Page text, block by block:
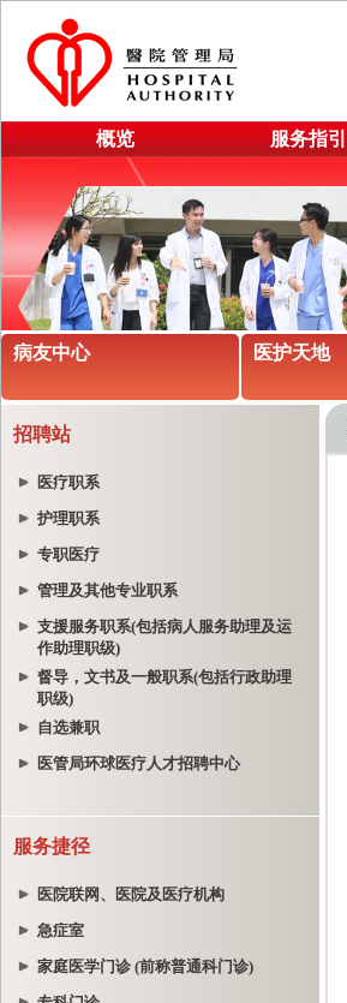
概览 服务指引
病友中心 医护天地
招聘站
医疗职系
护理职系
专职医疗
管理及其他专业职系
支援服务职系(包括病人服务助理及运
作助理职级)
督导，文书及一般职系(包括行政助理
职级)
自选兼职
医管局环球医疗人才招聘中心
服务捷径
医院联网、医院及医疗机构
急症室
家庭医学门诊 (前称普通科门诊)